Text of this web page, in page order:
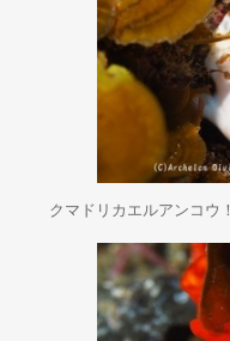
クマドリカエルアンコウ！